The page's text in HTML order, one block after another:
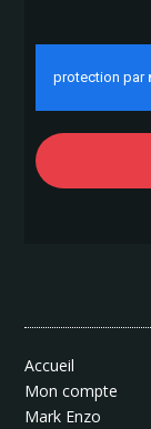
Accueil
Mon compte
Mark Enzo